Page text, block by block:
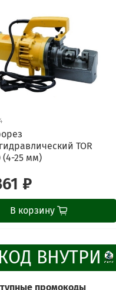
TOR
(4-25 мм)
₽
В корзину
ВНУТРИ
промокоды